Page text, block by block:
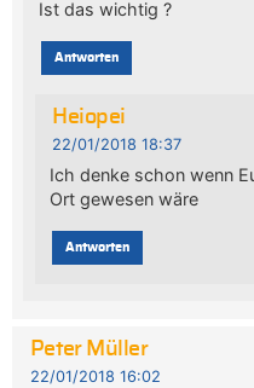
Ist das wichtig ?
Antworten
Heiopei
22/01/2018 18:37
Ich denke schon wenn
Ort gewesen wäre
Antworten
Peter Müller
22/01/2018 16:02